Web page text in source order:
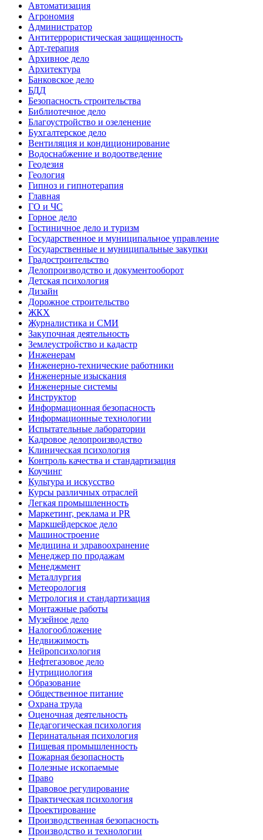
Автоматизация
Агрономия
Администратор
Антитеррористическая защищенность
Арт-терапия
Архивное дело
Архитектура
Банковское дело
БДД
Безопасность строительства
Библиотечное дело
Благоустройство и озеленение
Бухгалтерское дело
Вентиляция и кондиционирование
Водоснабжение и водоотведение
Геодезия
Геология
Гипноз и гипнотерапия
Главная
ГО и ЧС
Горное дело
Гостиничное дело и туризм
Государственное и муниципальное управление
Государственные и муниципальные закупки
Градостроительство
Делопроизводство и документооборот
Детская психология
Дизайн
Дорожное строительство
ЖКХ
Журналистика и СМИ
Закупочная деятельность
Землеустройство и кадастр
Инженерам
Инженерно-технические работники
Инженерные изыскания
Инженерные системы
Инструктор
Информационная безопасность
Информационные технологии
Испытательные лаборатории
Кадровое делопроизводство
Клиническая психология
Контроль качества и стандартизация
Коучинг
Культура и искусство
Курсы различных отраслей
Легкая промышленность
Маркетинг, реклама и PR
Маркшейдерское дело
Машиностроение
Медицина и здравоохранение
Менеджер по продажам
Менеджмент
Металлургия
Метеорология
Метрология и стандартизация
Монтажные работы
Музейное дело
Налогообложение
Недвижимость
Нейропсихология
Нефтегазовое дело
Нутрициология
Образование
Общественное питание
Охрана труда
Оценочная деятельность
Педагогическая психология
Перинатальная психология
Пищевая промышленность
Пожарная безопасность
Полезные ископаемые
Право
Правовое регулирование
Практическая психология
Проектирование
Производственная безопасность
Производство и технологии